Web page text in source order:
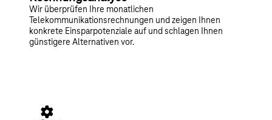
Wir überprüfen Ihre monatlichen
Telekommunikationsrechnungen und zeigen Ihnen
konkrete Einsparpotenziale auf und schlagen Ihnen
günstigere Alternativen vor.